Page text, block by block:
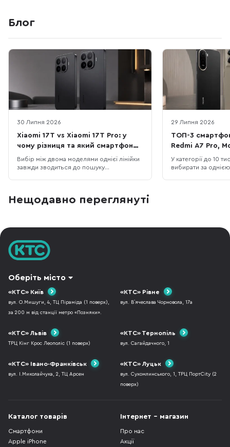
Блог
30 Липня 2026
Xiaomi 17T vs Xiaomi 17T Pro: у
чому різниця та який смартфон
краще обрати
Вибір між двома моделями однієї лінійки
завжди зводиться до пошуку
демонструє два зовсім різні підходи до
29 Липня 2026
ТОП-3
Redmi A7 Pro,
та OPPO A6x
У категорії до 10
вибирати за
Нещодавно переглянуті
Оберіть місто
«КТС» Київ
вул. О.Мишуги, 4, ТЦ Піраміда (1 поверх),
за 200 м від станції метро «Позняки».
«КТС» Рівне
вул. В`ячеслава Чорновола, 17а
«КТС» Львів
ТРЦ Кінг Крос Леополіс (1 поверх)
«КТС» Тернопіль
вул. Сагайдачного, 1
«КТС» Івано-Франківськ
вул. І.Миколайчука, 2, ТЦ Арсен
«КТС» Луцьк
вул. Сухомлинського, 1, ТРЦ ПортCity (2
поверх)
Каталог товарів
Смартфони
Apple iPhone
Інтернет - магазин
Про нас
Акції